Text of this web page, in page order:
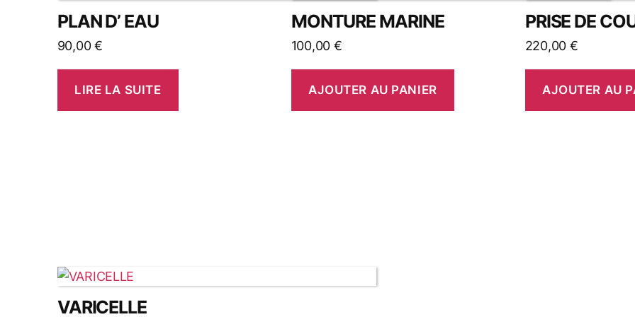
PLAN D’ EAU
90,00€
LIRE LA SUITE
MONTURE MARINE
100,00 €
AJOUTER AU PANIER
PRISE DE
220,00 €
AJOUTER AU
VARICELLE